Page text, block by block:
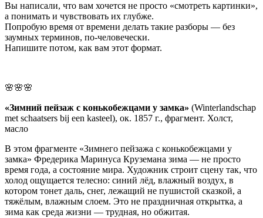
Вы написали, что вам хочется не просто «смотреть картинки»,
а понимать и чувствовать их глубже.
Попробую время от времени делать такие разборы — без
заумных терминов, по-человечески.
Напишите потом, как вам этот формат.
🌸🌸🌸
«Зимний пейзаж с конькобежцами у замка» (Winterlandschap
met schaatsers bij een kasteel), ок. 1857 г., фрагмент. Холст,
масло
В этом фрагменте «Зимнего пейзажа с конькобежцами у
замка» Фредерика Маринуса Круземана зима — не просто
время года, а состояние мира. Художник строит сцену так, что
холод ощущается телесно: синий лёд, влажный воздух, в
котором тонет даль, снег, лежащий не пушистой сказкой, а
тяжёлым, влажным слоем. Это не праздничная открытка, а
зима как среда жизни — трудная, но обжитая.